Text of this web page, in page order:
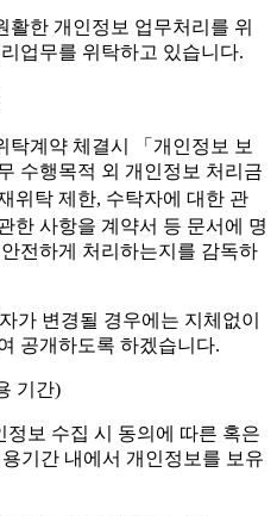
활한 개인정보 업무처리를 위
업무를 위탁하고 있습니다.
탁계약 체결시 「개인정보 보
수행목적 외 개인정보 처리금
위탁 제한, 수탁자에 대한 관
한 사항을 계약서 등 문서에 명
전하게 처리하는지를 감독하
가 변경될 경우에는 지체없이
공개하도록 하겠습니다.
기간)
보 수집 시 동의에 따른 혹은
기간 내에서 개인정보를 보유